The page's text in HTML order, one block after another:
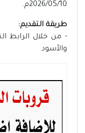
2026/05/10م.
طريقة التقديم:
- من خلال الرابط
والأسود